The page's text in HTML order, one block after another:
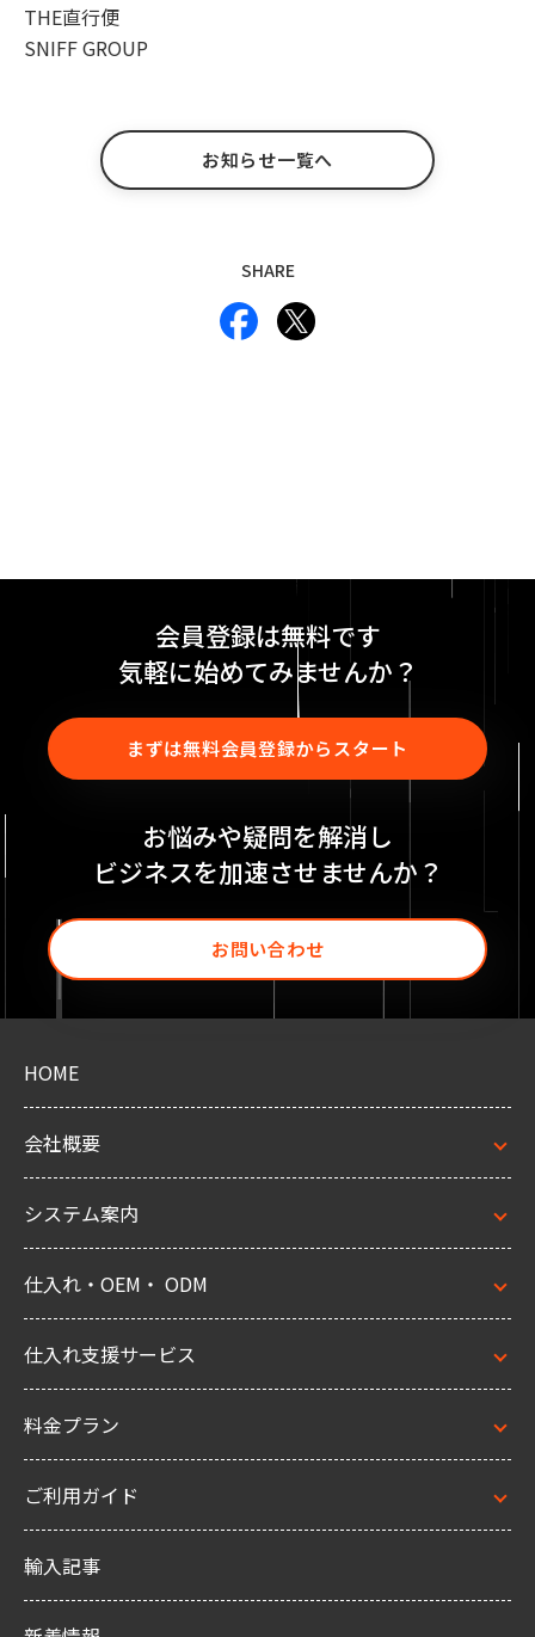
THE直行便
SNIFF GROUP
お知らせ一覧へ
SHARE
会員登録は無料です
気軽に始めてみませんか？
まずは無料会員登録からスタート
お悩みや疑問を解消し
ビジネスを加速させませんか？
お問い合わせ
HOME
会社概要
システム案内
仕入れ・OEM・ ODM
仕入れ支援サービス
料金プラン
ご利用ガイド
輸入記事